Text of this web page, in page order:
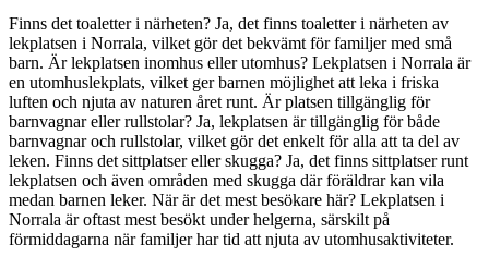
Finns det toaletter i närheten? Ja, det finns toaletter i närheten av
lekplatsen i Norrala, vilket gör det bekvämt för familjer med små
barn. Är lekplatsen inomhus eller utomhus? Lekplatsen i Norrala är
en utomhuslekplats, vilket ger barnen möjlighet att leka i friska
luften och njuta av naturen året runt. Är platsen tillgänglig för
barnvagnar eller rullstolar? Ja, lekplatsen är tillgänglig för både
barnvagnar och rullstolar, vilket gör det enkelt för alla att ta del av
leken. Finns det sittplatser eller skugga? Ja, det finns sittplatser runt
lekplatsen och även områden med skugga där föräldrar kan vila
medan barnen leker. När är det mest besökare här? Lekplatsen i
Norrala är oftast mest besökt under helgerna, särskilt på
förmiddagarna när familjer har tid att njuta av utomhusaktiviteter.